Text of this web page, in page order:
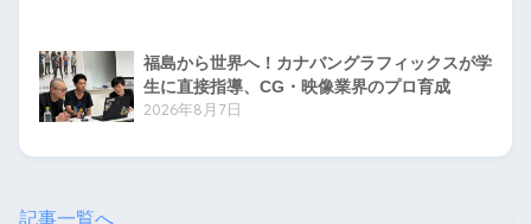
福島から世界へ！カナバングラフィックスが学
生に直接指導、CG・映像業界のプロ育成
2026年8月7日
記事一覧へ